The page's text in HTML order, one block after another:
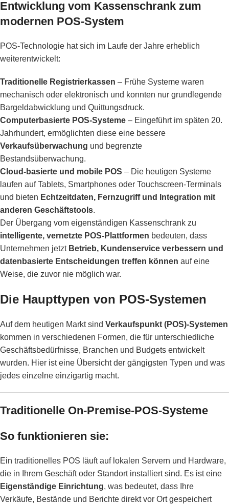
Entwicklung vom Kassenschrank zum
modernen POS-System
POS-Technologie hat sich im Laufe der Jahre erheblich
weiterentwickelt:
Traditionelle Registrierkassen – Frühe Systeme waren
mechanisch oder elektronisch und konnten nur grundlegende
Bargeldabwicklung und Quittungsdruck.
Computerbasierte POS-Systeme – Eingeführt im späten 20.
Jahrhundert, ermöglichten diese eine bessere
Verkaufsüberwachung und begrenzte
Bestandsüberwachung.
Cloud-basierte und mobile POS – Die heutigen Systeme
laufen auf Tablets, Smartphones oder Touchscreen-Terminals
und bieten Echtzeitdaten, Fernzugriff und Integration mit
anderen Geschäftstools.
Der Übergang vom eigenständigen Kassenschrank zu
intelligente, vernetzte POS-Plattformen bedeuten, dass
Unternehmen jetzt Betrieb, Kundenservice verbessern und
datenbasierte Entscheidungen treffen können auf eine
Weise, die zuvor nie möglich war.
Die Haupttypen von POS-Systemen
Auf dem heutigen Markt sind Verkaufspunkt (POS)-Systemen
kommen in verschiedenen Formen, die für unterschiedliche
Geschäftsbedürfnisse, Branchen und Budgets entwickelt
wurden. Hier ist eine Übersicht der gängigsten Typen und was
jedes einzelne einzigartig macht.
Traditionelle On-Premise-POS-Systeme
So funktionieren sie:
Ein traditionelles POS läuft auf lokalen Servern und Hardware,
die in Ihrem Geschäft oder Standort installiert sind. Es ist eine
Eigenständige Einrichtung, was bedeutet, dass Ihre
Verkäufe, Bestände und Berichte direkt vor Ort gespeichert